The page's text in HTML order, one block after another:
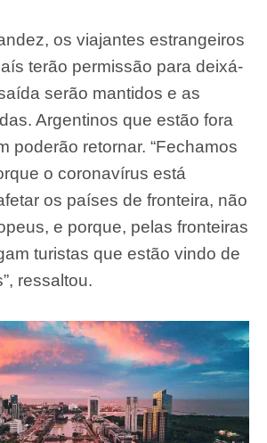
os viajantes estrangeiros
terão permissão para deixá-
serão mantidos e as
Argentinos que estão fora
poderão retornar. “Fechamos
o coronavírus está
os países de fronteira, não
e porque, pelas fronteiras
turistas que estão vindo de
ressaltou.